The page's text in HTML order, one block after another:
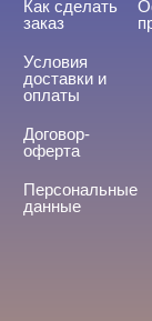
Cвернуть
Как сделать
заказ
Условия
доставки и
оплаты
Договор-
оферта
Персональные
данные